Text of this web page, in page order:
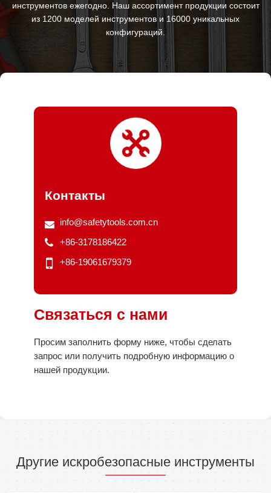
инструментов ежегодно. Наш ассортимент продукции состоит
из 1200 моделей инструментов и 16000 уникальных
конфигураций.
Контакты
info@safetytools.com.cn
+86-3178186422
+86-19061679379
Связаться с нами
Просим заполнить форму ниже, чтобы сделать
запрос или получить подробную информацию о
нашей продукции.
Другие искробезопасные инструменты